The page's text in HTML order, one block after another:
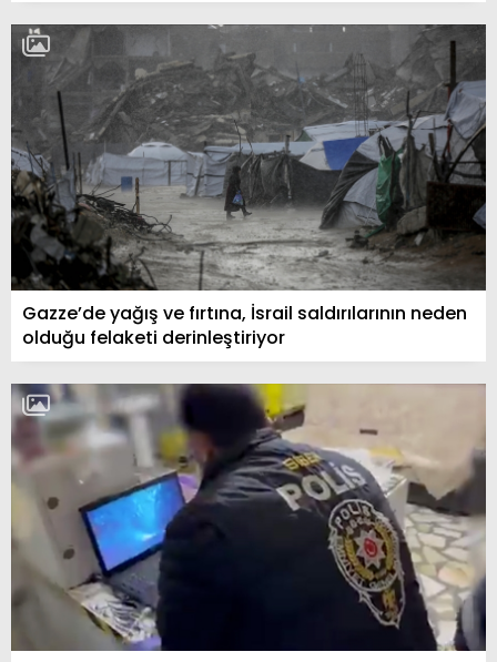
Gazze’de yağış ve fırtına, İsrail saldırılarının neden
olduğu felaketi derinleştiriyor